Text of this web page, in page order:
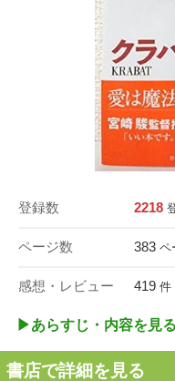
登録数 2218
ページ数 383 ペ
感想・レビュー 419 件
▶︎あらすじ・内容を見る
書店で詳細を見る